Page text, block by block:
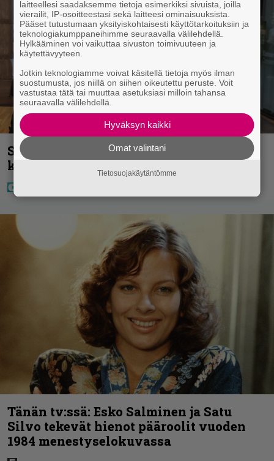
Sara ja Mikko Parikka etsivät uutta
kotia – ”Seuraavaan kotiin tämmöinen”
Tänän tv:ssä: Esko Salminen ja Satu
Silvo tekevät hienot pääroolit vuoden
1984 menestyselokuvassa
laitteellesi saadaksemme tietoja esimerkiksi sivuista, joilla
vierailit, IP-osoitteestasi sekä laitteesi ominaisuuksista.
Pääset tutustumaan yksityiskohtaisesti käyttötarkoituksiin ja
teknologiakumppaneihimme seuraavalla välilehdellä.
Hylkääminen voi vaikuttaa sivuston toimivuuteen ja
käytettävyyteen.
Jotkin teknologiamme voivat käsitellä tietoja myös ilman
suostumusta, jos niillä on siihen oikeutettu peruste. Voit
vastustaa tätä tai muuttaa asetuksiasi milloin tahansa
seuraavalla välilehdellä.
Hyväksyn kaikki
Omat valintani
Tietosuojakäytäntömme